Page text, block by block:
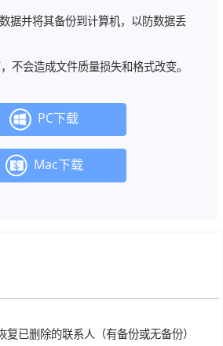
据并将其备份到计算机，以防数据丢
不会造成文件质量损失和格式改变。
PC下载
Mac下载
已删除的联系人（有备份或无备份）